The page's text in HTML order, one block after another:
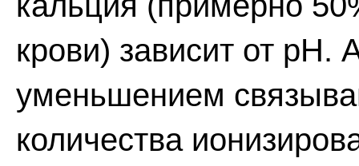
крови) зависит от рН.
уменьшением
количества